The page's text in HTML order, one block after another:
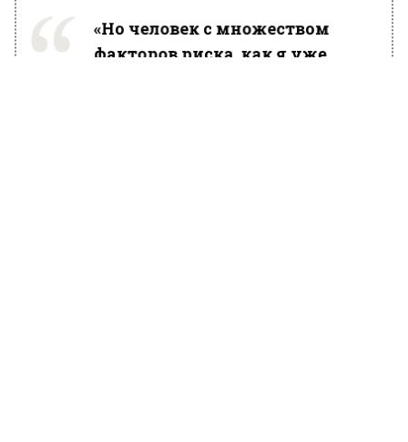
«Но человек с множеством
факторов риска, как я уже